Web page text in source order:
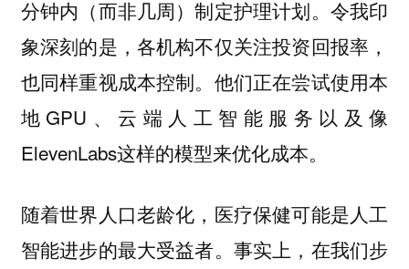
分钟内（而非几周）制定护理计划。令我印
象深刻的是，各机构不仅关注投资回报率，
也同样重视成本控制。他们正在尝试使用本
地GPU、云端人工智能服务以及像
ElevenLabs这样的模型来优化成本。
随着世界人口老龄化，医疗保健可能是人工
智能进步的最大受益者。事实上，在我们步